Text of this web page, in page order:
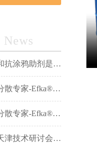
News
易清洁助剂和抗涂鸦助剂是一回事吗...
透明氧化铁分散专家-Efka® PX 4321&amp;Efka® PX 4330&amp;Dispex® Ultra CX 4452...
透明氧化铁分散专家-Efka® PX 4321&amp;Efka® PX 4330&amp;Dispex® Ultra CX 4452...
巴斯夫助剂天津技术研讨会成功举办...